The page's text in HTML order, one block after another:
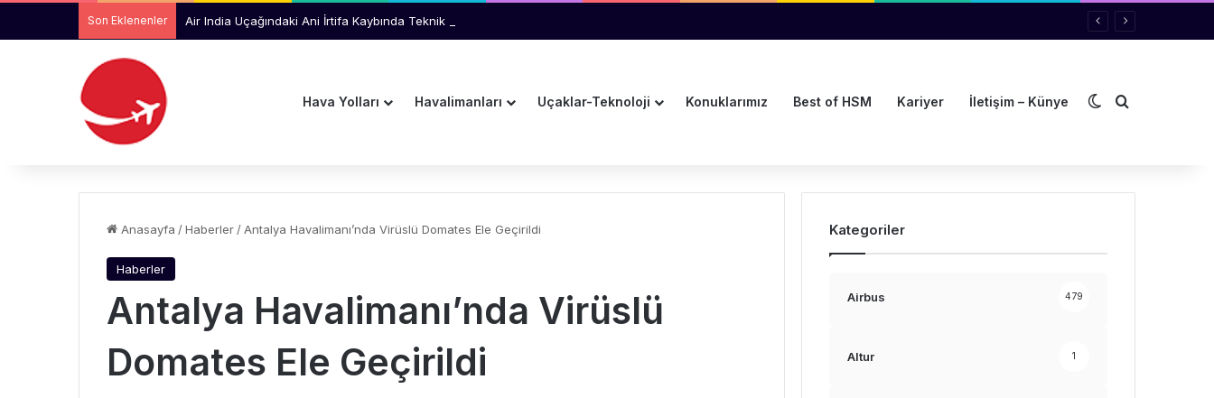
Son Eklenenler Air India Uçağındaki Ani İrtifa Kaybında Teknik Arıza İhtimali İnceleniyor
Hava Yolları Havalimanları Uçaklar-Teknoloji Konuklarımız Best of HSM Kariyer İletişim – Künye Dış görünümü
Arama yap
Anasayfa /Haberler /Antalya Havalimanı’nda Virüslü Domates Ele Geçirildi
Haberler
Antalya Havalimanı’nda Virüslü
Domates Ele Geçirildi
Kategoriler
Airbus 479
Altur 1